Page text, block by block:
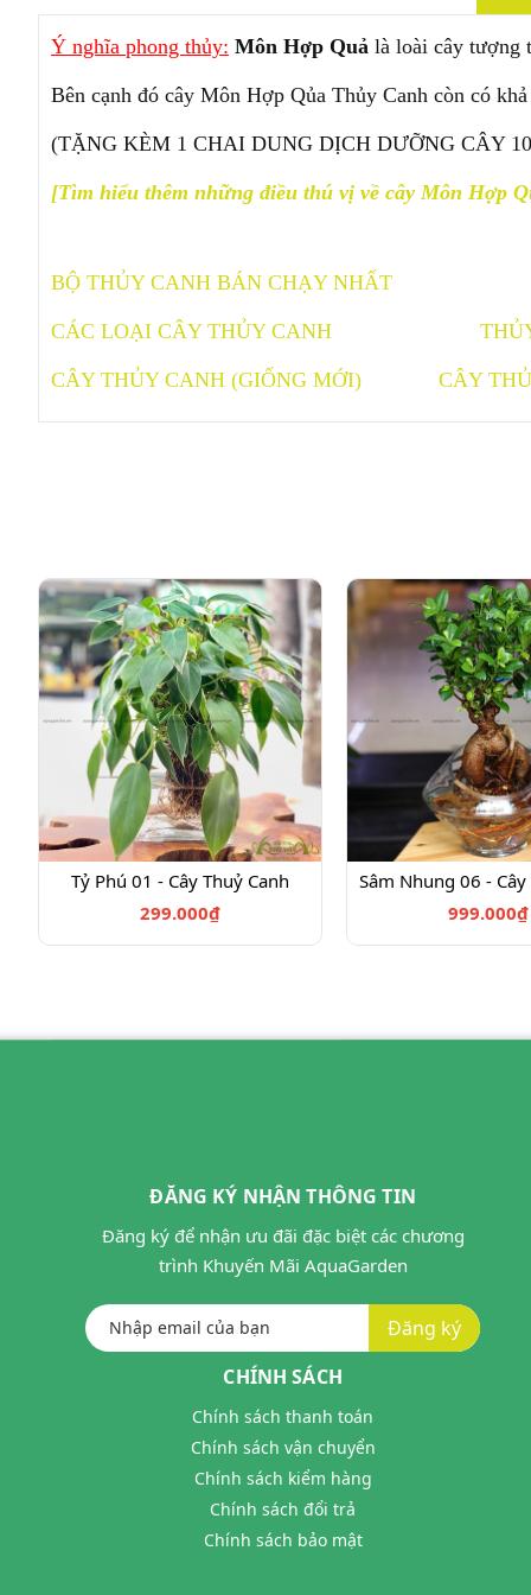
Ý nghĩa phong thủy: Môn Hợp Quả là loài cây tượng
Bên cạnh đó cây Môn Hợp Qủa Thủy Canh còn có
(TẶNG KÈM 1 CHAI DUNG DỊCH DƯỠNG CÂY
[Tìm hiểu thêm những điều thú vị về cây Môn Hợp
BỘ THỦY CANH BÁN CHẠY NHẤT
CÁC LOẠI CÂY THỦY CANH
CÂY THỦY CANH (GIỐNG MỚI) CÂY
Tỷ Phú 01 - Cây Thuỷ Canh
299.000₫
Sâm Nhung 06 -
999.000₫
ĐĂNG KÝ NHẬN THÔNG TIN
Đăng ký để nhận ưu đãi đặc biệt các chương
trình Khuyến Mãi AquaGarden
Đăng ký
CHÍNH SÁCH
Chính sách thanh toán
Chính sách vận chuyển
Chính sách kiểm hàng
Chính sách đổi trả
Chính sách bảo mật